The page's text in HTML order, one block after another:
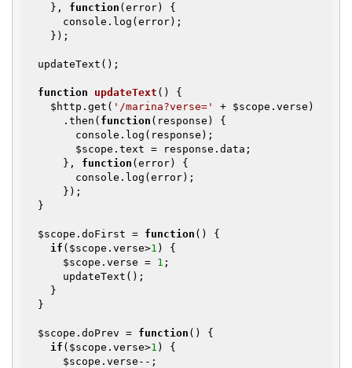
    },
function (error)
{
function updateText ()
{
$http .get( '/marina?verse=' + $scope .verse)
      .then(
function (response)
{
$scope .text = response.data;
      },
function (error)
{
$scope .doFirst = function ()
{
if ( $scope .verse>1 ) {
$scope .verse = 1 ;
$scope .doPrev = function ()
{
if ( $scope .verse>1 ) {
$scope .verse--;